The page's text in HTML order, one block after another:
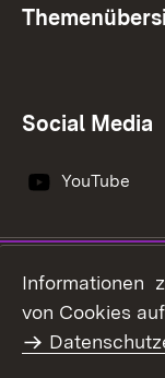
Social Media
YouTube
Impressum
Erklärung zur
Barrierefreiheit
Informationen
von Cookies